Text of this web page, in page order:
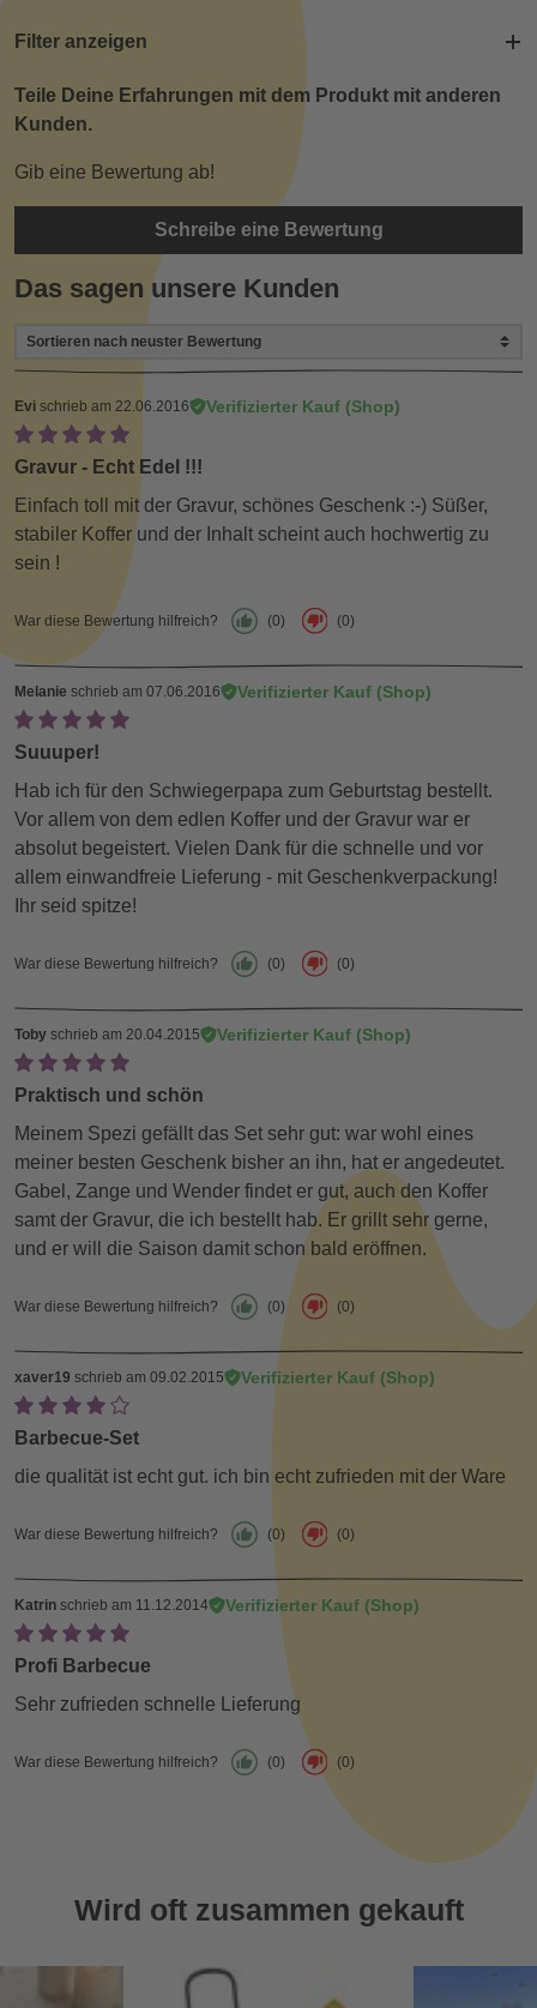
Filter anzeigen
Teile Deine Erfahrungen mit dem Produkt mit anderen
Kunden.
Gib eine Bewertung ab!
Schreibe eine Bewertung
Das sagen unsere Kunden
Evi schrieb am 22.06.2016 Verifizierter Kauf (Shop)
Gravur - Echt Edel !!!
Einfach toll mit der Gravur, schönes Geschenk :-) Süßer,
stabiler Koffer und der Inhalt scheint auch hochwertig zu
sein !
War diese Bewertung hilfreich? (0) (0)
Melanie schrieb am 07.06.2016 Verifizierter Kauf (Shop)
Suuuper!
Hab ich für den Schwiegerpapa zum Geburtstag bestellt.
Vor allem von dem edlen Koffer und der Gravur war er
absolut begeistert. Vielen Dank für die schnelle und vor
allem einwandfreie Lieferung - mit Geschenkverpackung!
Ihr seid spitze!
War diese Bewertung hilfreich? (0) (0)
Toby schrieb am 20.04.2015 Verifizierter Kauf (Shop)
Praktisch und schön
Meinem Spezi gefällt das Set sehr gut: war wohl eines
meiner besten Geschenk bisher an ihn, hat er angedeutet.
Gabel, Zange und Wender findet er gut, auch den Koffer
samt der Gravur, die ich bestellt hab. Er grillt sehr gerne,
und er will die Saison damit schon bald eröffnen.
War diese Bewertung hilfreich? (0) (0)
xaver19 schrieb am 09.02.2015 Verifizierter Kauf (Shop)
Barbecue-Set
die qualität ist echt gut. ich bin echt zufrieden mit der Ware
War diese Bewertung hilfreich? (0) (0)
Katrin schrieb am 11.12.2014 Verifizierter Kauf (Shop)
Profi Barbecue
Sehr zufrieden schnelle Lieferung
War diese Bewertung hilfreich? (0) (0)
Wird oft zusammen gekauft